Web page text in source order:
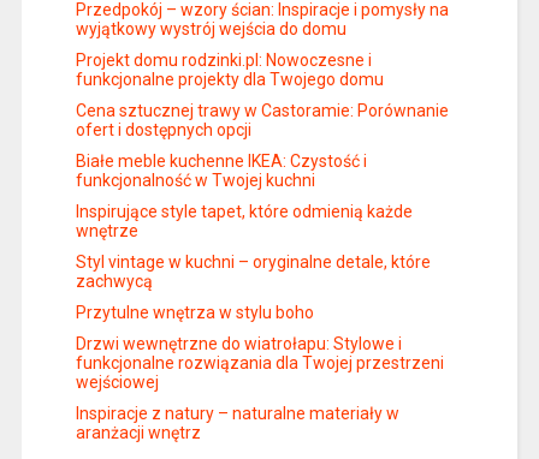
Przedpokój – wzory ścian: Inspiracje i pomysły na
wyjątkowy wystrój wejścia do domu
Projekt domu rodzinki.pl: Nowoczesne i
funkcjonalne projekty dla Twojego domu
Cena sztucznej trawy w Castoramie: Porównanie
ofert i dostępnych opcji
Białe meble kuchenne IKEA: Czystość i
funkcjonalność w Twojej kuchni
Inspirujące style tapet, które odmienią każde
wnętrze
Styl vintage w kuchni – oryginalne detale, które
zachwycą
Przytulne wnętrza w stylu boho
Drzwi wewnętrzne do wiatrołapu: Stylowe i
funkcjonalne rozwiązania dla Twojej przestrzeni
wejściowej
Inspiracje z natury – naturalne materiały w
aranżacji wnętrz